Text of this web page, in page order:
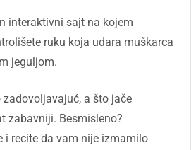
interaktivni sajt na kojem
ruku koja udara muškarca
jeguljom.
zadovoljavajuć, a što jače
zabavniji. Besmisleno?
i recite da vam nije izmamilo